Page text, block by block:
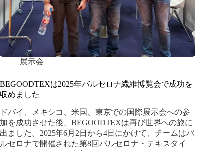
展示会
BEGOODTEXは2025年バルセロナ繊維博覧会で成功を
収めました
ドバイ、メキシコ、米国、東京での国際展示会への参
加を成功させた後、BEGOODTEXは再び世界への旅に
出ました。2025年6月2日から4日にかけて、チームはバ
ルセロナで開催された第8回バルセロナ・テキスタイ